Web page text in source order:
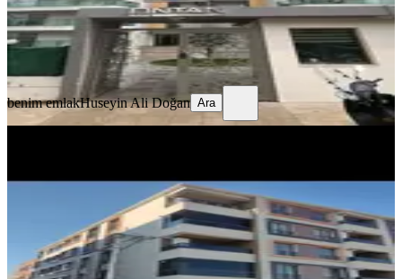
benim emlak Huseyin Ali Doğan
benim emlakHuseyin Ali Doğan Ara
Akhisar, Seyit Ahmet Mahallesi
2+1·100 m²·1. Kat·05.08.2026
18.000 ₺ 20.000 ₺